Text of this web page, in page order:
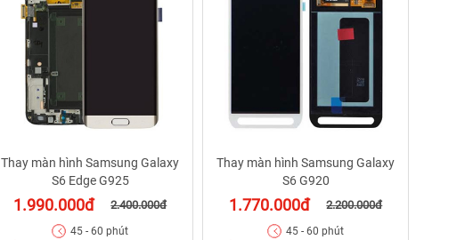
Thay màn hình Samsung Galaxy
S6 Edge G925
1.990.000đ 2.400.000đ
45 - 60 phút
Thay màn hình Samsung Galaxy
S6 G920
1.770.000đ 2.200.000đ
45 - 60 phút